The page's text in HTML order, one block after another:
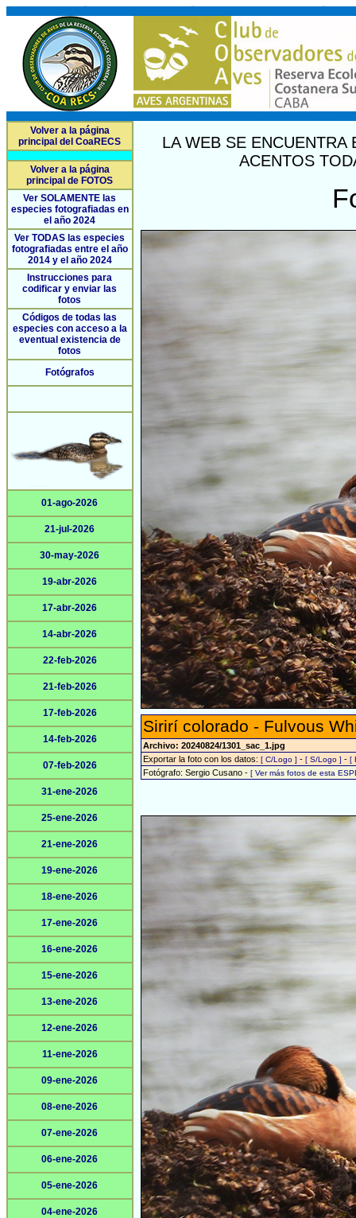
Volver a la página
principal del CoaRECS
Volver a la página
principal de FOTOS
Ver SOLAMENTE las
especies fotografiadas en
el año 2024
Ver TODAS las especies
fotografiadas entre el año
2014 y el año 2024
Instrucciones para
codificar y enviar las
fotos
Códigos de todas las
especies con acceso a la
eventual existencia de
fotos
Fotógrafos
01-ago-2026
21-jul-2026
30-may-2026
19-abr-2026
17-abr-2026
14-abr-2026
22-feb-2026
21-feb-2026
17-feb-2026
14-feb-2026
07-feb-2026
31-ene-2026
25-ene-2026
21-ene-2026
19-ene-2026
18-ene-2026
17-ene-2026
16-ene-2026
15-ene-2026
13-ene-2026
12-ene-2026
11-ene-2026
09-ene-2026
08-ene-2026
07-ene-2026
06-ene-2026
05-ene-2026
04-ene-2026
LA WEB SE
ACENTOS
Sirirí colorado - Fulvous
Archivo: 20240824/1301_sac_1.jpg
Exportar la foto con los datos: [ C/Logo ] - [ S/Logo ] - [
Fotógrafo: Sergio Cusano - [ Ver más fotos de esta